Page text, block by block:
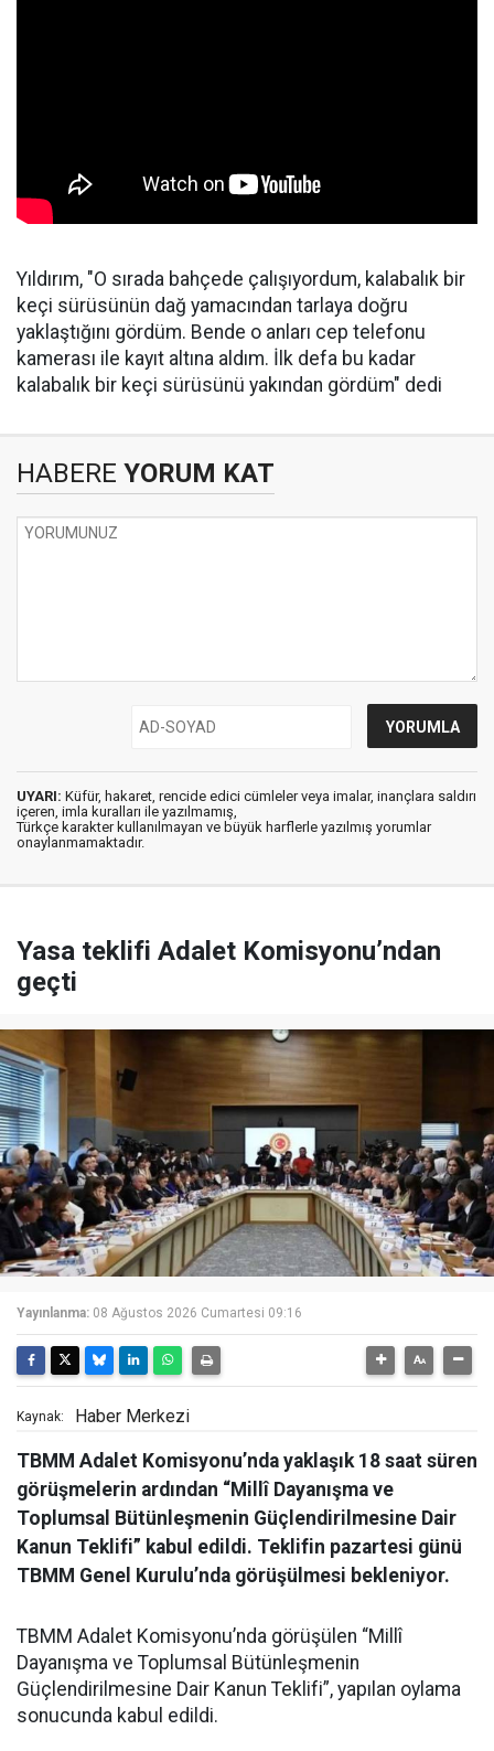
Yıldırım, "O sırada bahçede çalışıyordum, kalabalık bir
keçi sürüsünün dağ yamacından tarlaya doğru
yaklaştığını gördüm. Bende o anları cep telefonu
kamerası ile kayıt altına aldım. İlk defa bu kadar
kalabalık bir keçi sürüsünü yakından gördüm" dedi
HABERE YORUM KAT
UYARI: Küfür, hakaret, rencide edici cümleler veya imalar, inançlara saldırı
içeren, imla kuralları ile yazılmamış,
Türkçe karakter kullanılmayan ve büyük harflerle yazılmış yorumlar
onaylanmamaktadır.
Yasa teklifi Adalet Komisyonu’ndan
geçti
Yayınlanma: 08 Ağustos 2026 Cumartesi 09:16
Kaynak: Haber Merkezi
TBMM Adalet Komisyonu’nda yaklaşık 18 saat süren
görüşmelerin ardından “Millî Dayanışma ve
Toplumsal Bütünleşmenin Güçlendirilmesine Dair
Kanun Teklifi” kabul edildi. Teklifin pazartesi günü
TBMM Genel Kurulu’nda görüşülmesi bekleniyor.
TBMM Adalet Komisyonu’nda görüşülen “Millî
Dayanışma ve Toplumsal Bütünleşmenin
Güçlendirilmesine Dair Kanun Teklifi”, yapılan oylama
sonucunda kabul edildi.